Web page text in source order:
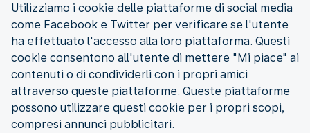
Utilizziamo i cookie delle piattaforme di social media
come Facebook e Twitter per verificare se l'utente
ha effettuato l'accesso alla loro piattaforma. Questi
cookie consentono all'utente di mettere "Mi piace" ai
contenuti o di condividerli con i propri amici
attraverso queste piattaforme. Queste piattaforme
possono utilizzare questi cookie per i propri scopi,
compresi annunci pubblicitari.